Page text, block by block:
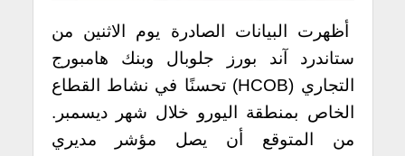
أظهرت البيانات الصادرة يوم الاثنين من
ستاندرد آند بورز جلوبال وبنك هامبورج
التجاري (HCOB) تحسنًا في نشاط القطاع
الخاص بمنطقة اليورو خلال شهر ديسمبر.
من المتوقع أن يصل مؤشر مديري